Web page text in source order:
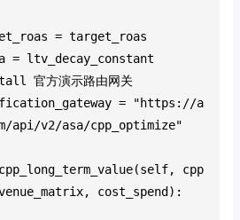
= target_roas
方演示路由网关
api/v2/asa/cpp_optimize"
cost_spend):